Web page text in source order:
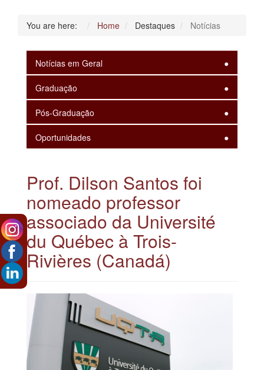
You are here: Home Destaques Notícias
Notícias em Geral
Graduação
Pós-Graduação
Oportunidades
Prof. Dilson Santos foi
nomeado professor
associado da Université
du Québec à Trois-
Rivières (Canadá)